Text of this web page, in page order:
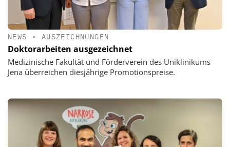
NEWS • AUSZEICHNUNGEN
Doktorarbeiten ausgezeichnet
Medizinische Fakultät und Förderverein des Uniklinikums
Jena überreichen diesjährige Promotionspreise.